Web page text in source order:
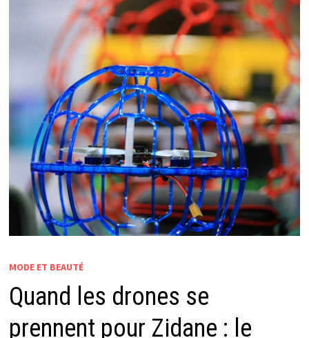
MODE ET BEAUTÉ
Quand les drones se
prennent pour Zidane : le